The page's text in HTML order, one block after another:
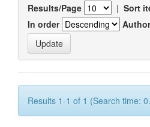
Results/Page | Sort
In order
Results 1-1 of 1 (Search time: